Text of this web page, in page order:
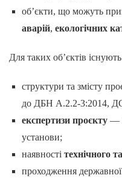
об’єкти, що можуть
аварій, екологічних
Для таких об’єктів
структури та змісту
до ДБН А.2.2-3:2014,
експертизи проєкту—
установи;
наявності технічного
проходження